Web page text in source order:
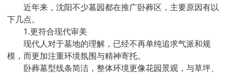
近年来，沈阳不少墓园都在推广卧葬区，主要原因有以
下几点。
1.更符合现代审美
现代人对于墓地的理解，已经不再单纯追求气派和规
模，而更加注重环境氛围与精神寄托。
卧葬墓型线条简洁，整体环境更像花园景观，与草坪、